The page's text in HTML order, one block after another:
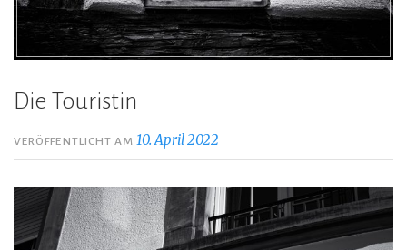
Die Touristin
VERÖFFENTLICHT AM 10. April 2022